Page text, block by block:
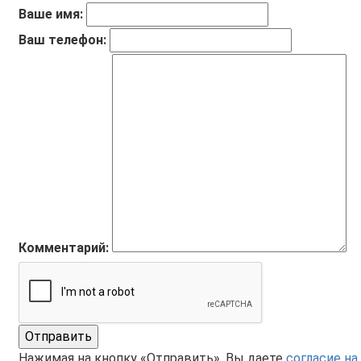
Ваше имя:
Ваш телефон:
Комментарий:
Отправить